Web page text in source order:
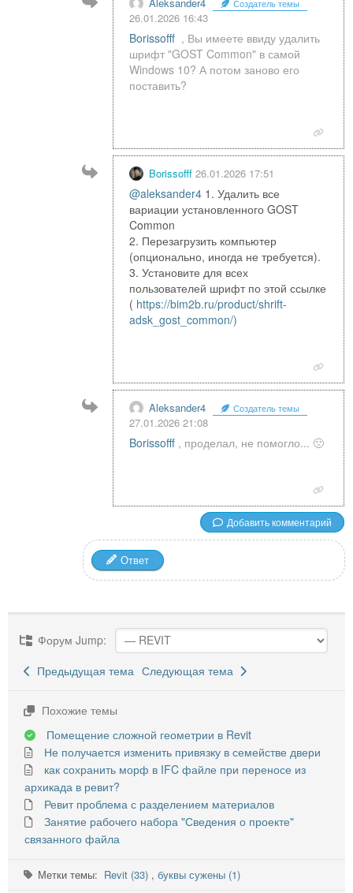
Создатель темы
26.01.2026 16:43
Borissofff , Вы имеете ввиду удалить
шрифт "GOST Common" в самой
Windows 10? А потом заново его
поставить?
Borissofff 26.01.2026 17:51
@aleksander4 1. Удалить все
вариации установленного GOST
Common
2. Перезагрузить компьютер
(опционально, иногда не требуется).
3. Установите для всех
пользователей шрифт по этой ссылке
( https://bim2b.ru/product/shrift-
adsk_gost_common/)
Aleksander4 Создатель темы
27.01.2026 21:08
Borissofff , проделал, не помогло... 🙁
Добавить комментарий
Ответ
Форум Jump:
Предыдущая тема Следующая тема
Похожие темы
Помещение сложной геометрии в Revit
Не получается изменить привязку в семействе двери
как сохранить морф в IFC файле при переносе из
архикада в ревит?
Ревит проблема с разделением материалов
Занятие рабочего набора "Сведения о проекте"
связанного файла
Метки темы: Revit (33) , буквы сужены (1)